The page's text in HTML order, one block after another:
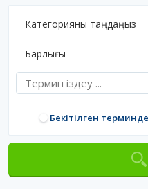
Категорияны таңдаңыз
Барлығы
Бекітілген